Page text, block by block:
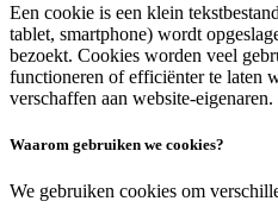
Een cookie is een klein
tablet, smartphone) wordt
bezoekt. Cookies worden veel
functioneren of efficiënter te laten
verschaffen aan website-eigenaren.
Waarom gebruiken we cookies?
We gebruiken cookies om